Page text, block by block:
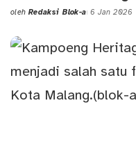
Posted
oleh Redaksi Blok-a 6 Jan 2026